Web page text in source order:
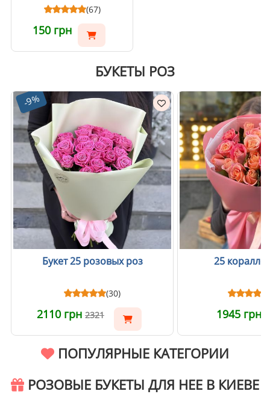
(67)
150 грн
БУКЕТЫ РОЗ
-9%
Букет 25 розовых роз
(30)
2110 грн 2321
25
1945 грн
ПОПУЛЯРНЫЕ КАТЕГОРИИ
РОЗОВЫЕ БУКЕТЫ ДЛЯ НЕЕ В КИЕВЕ